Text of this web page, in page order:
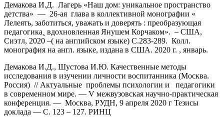
Демакова И.Д. Лагерь «Наш дом: уникальное пространство
детства» — 26-ая глава в коллективной монографии «
Лелеять, заботиться, уважать и доверять : преобразующая
педагогика¸ вдохновленная Янушем Корчаком». – США,
Сиэтл, 2020 –( на английском языке) С.283-289. Колл.
монография на англ. языке, издана в США. 2020 г. , январь.
Демакова И.Д., Шустова И.Ю. Качественные методы
исследования в изучении личности воспитанника (Москва.
Россия) // Актуальные проблемы психологии и педагогики
в современном мире. — V межвузовская научно-практическая
конференция. — Москва, РУДН, 9 апреля 2020 г Тезисы
доклада — С. 123 – 127. РИНЦ